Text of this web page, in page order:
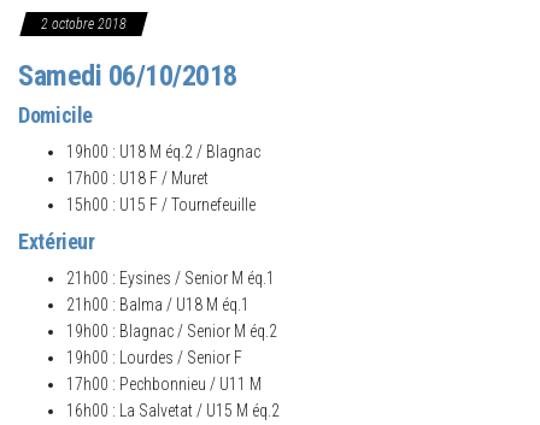
2 octobre 2018
Samedi 06/10/2018
Domicile
19h00 : U18 M éq.2 / Blagnac
17h00 : U18 F / Muret
15h00 : U15 F / Tournefeuille
Extérieur
21h00 : Eysines / Senior M éq.1
21h00 : Balma / U18 M éq.1
19h00 : Blagnac / Senior M éq.2
19h00 : Lourdes / Senior F
17h00 : Pechbonnieu / U11 M
16h00 : La Salvetat / U15 M éq.2